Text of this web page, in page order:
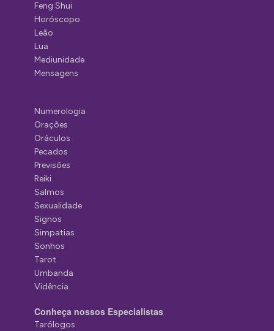
Feng Shui
Horóscopo
Leão
Lua
Mediunidade
Mensagens
Numerologia
Orações
Oráculos
Pecados
Previsões
Reiki
Salmos
Sexualidade
Signos
Simpatias
Sonhos
Tarot
Umbanda
Vidência
Conheça nossos Especialistas
Tarólogos